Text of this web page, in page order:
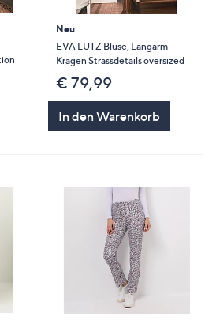
Neu
EVA LUTZ Bluse, Langarm
Kragen Strassdetails oversized
€ 79,99
In den Warenkorb